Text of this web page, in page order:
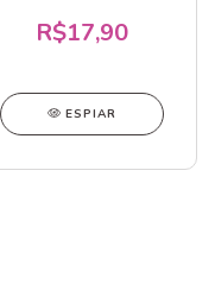
R$17,90
ESPIAR